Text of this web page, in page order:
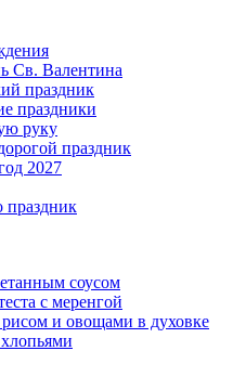
Св. Валентина
праздник
праздники
руку
праздник
2027
праздник
соусом
с меренгой
и овощами в духовке